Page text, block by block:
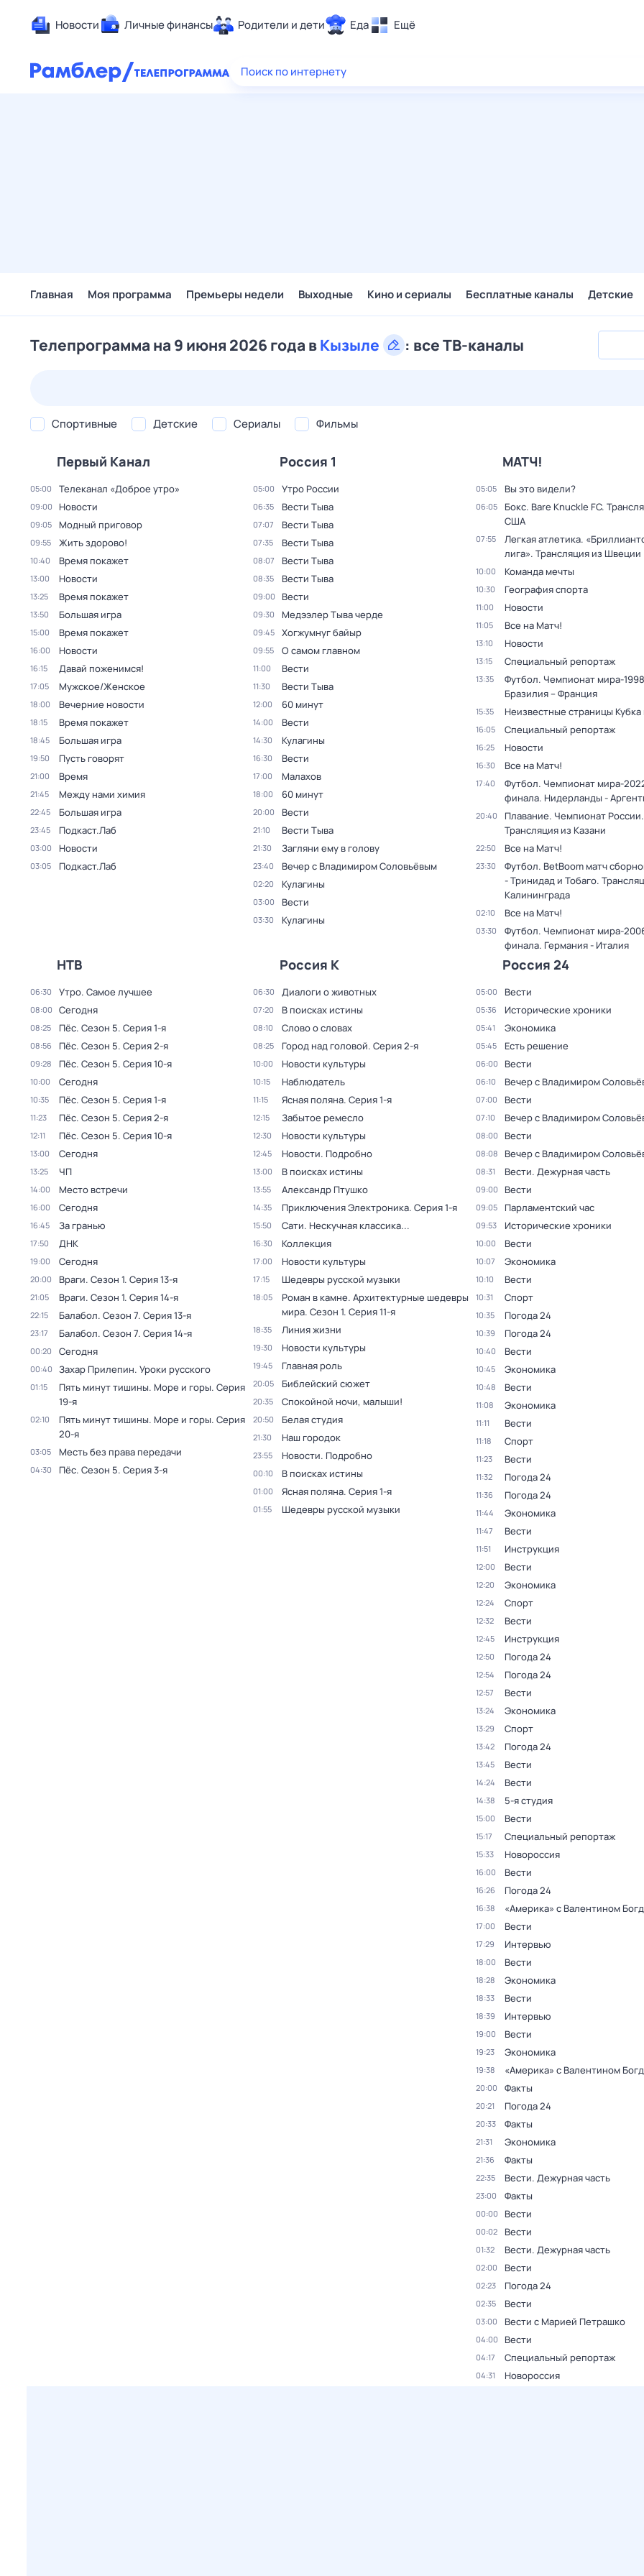
Новости Личные финансы Родители и дети Еда Ещё
Здоровье
Поиск по интернету
Главная Моя программа Премьеры недели Выходные Кино и сериалы Бесплатные каналы Детские
Телепрограмма на 9 июня 2026 года вКызыле : все ТВ-каналы
Спортивные Детские Сериалы Фильмы
Первый Канал
05:00 Телеканал «Доброе утро»
09:00 Новости
09:05 Модный приговор
09:55 Жить здорово!
10:40 Время покажет
13:00 Новости
13:25 Время покажет
13:50 Большая игра
15:00 Время покажет
16:00 Новости
16:15 Давай поженимся!
17:05 Мужское/Женское
18:00 Вечерние новости
18:15 Время покажет
18:45 Большая игра
19:50 Пусть говорят
21:00 Время
21:45 Между нами химия
22:45 Большая игра
23:45 Подкаст.Лаб
03:00 Новости
03:05 Подкаст.Лаб
Россия 1
05:00 Утро России
06:35 Вести Тыва
07:07 Вести Тыва
07:35 Вести Тыва
08:07 Вести Тыва
08:35 Вести Тыва
09:00 Вести
09:30 Медээлер Тыва черде
09:45 Хогжумнуг байыр
09:55 О самом главном
11:00 Вести
11:30 Вести Тыва
12:00 60 минут
14:00 Вести
14:30 Кулагины
16:30 Вести
17:00 Малахов
18:00 60 минут
20:00 Вести
21:10 Вести Тыва
21:30 Загляни ему в голову
23:40 Вечер с Владимиром Соловьёвым
02:20 Кулагины
03:00 Вести
03:30 Кулагины
МАТЧ!
05:05 Вы это видели?
06:05
Бокс. Bare Knuckle FC.
США
07:55
Легкая атлетика.
лига». Трансляция из Швеции
10:00 Команда мечты
10:30 География спорта
11:00 Новости
11:05 Все на Матч!
13:10 Новости
13:15 Специальный репортаж
13:35
Футбол. Чемпионат мира-
Бразилия – Франция
15:35 Неизвестные страницы
16:05 Специальный репортаж
16:25 Новости
16:30 Все на Матч!
17:40
Футбол. Чемпионат мира-
финала. Нидерланды -
20:40
Плавание. Чемпионат России.
Трансляция из Казани
22:50 Все на Матч!
23:30
Футбол. BetBoom матч
- Тринидад и Тобаго.
Калининграда
02:10 Все на Матч!
03:30
Футбол. Чемпионат мира-
финала. Германия - Италия
НТВ
06:30 Утро. Самое лучшее
08:00 Сегодня
08:25 Пёс. Сезон 5. Серия 1-я
08:56 Пёс. Сезон 5. Серия 2-я
09:28 Пёс. Сезон 5. Серия 10-я
10:00 Сегодня
10:35 Пёс. Сезон 5. Серия 1-я
11:23 Пёс. Сезон 5. Серия 2-я
12:11 Пёс. Сезон 5. Серия 10-я
13:00 Сегодня
13:25 ЧП
14:00 Место встречи
16:00 Сегодня
16:45 За гранью
17:50 ДНК
19:00 Сегодня
20:00 Враги. Сезон 1. Серия 13-я
21:05 Враги. Сезон 1. Серия 14-я
22:15 Балабол. Сезон 7. Серия 13-я
23:17 Балабол. Сезон 7. Серия 14-я
00:20 Сегодня
00:40 Захар Прилепин. Уроки русского
01:15 Пять минут тишины. Море и горы. Серия
19-я
02:10 Пять минут тишины. Море и горы. Серия
20-я
03:05 Месть без права передачи
04:30 Пёс. Сезон 5. Серия 3-я
Россия К
06:30 Диалоги о животных
07:20 В поисках истины
08:10 Слово о словах
08:25 Город над головой. Серия 2-я
10:00 Новости культуры
10:15 Наблюдатель
11:15 Ясная поляна. Серия 1-я
12:15 Забытое ремесло
12:30 Новости культуры
12:45 Новости. Подробно
13:00 В поисках истины
13:55 Александр Птушко
14:35 Приключения Электроника. Серия 1-я
15:50 Сати. Нескучная классика...
16:30 Коллекция
17:00 Новости культуры
17:15 Шедевры русской музыки
18:05
Роман в камне. Архитектурные шедевры
мира. Сезон 1. Серия 11-я
18:35 Линия жизни
19:30 Новости культуры
19:45 Главная роль
20:05 Библейский сюжет
20:35 Спокойной ночи, малыши!
20:50 Белая студия
21:30 Наш городок
23:55 Новости. Подробно
00:10 В поисках истины
01:00 Ясная поляна. Серия 1-я
01:55 Шедевры русской музыки
Россия 24
05:00 Вести
05:36 Исторические хроники
05:41 Экономика
05:45 Есть решение
06:00 Вести
06:10 Вечер с Владимиром
07:00 Вести
07:10 Вечер с Владимиром
08:00 Вести
08:08 Вечер с Владимиром
08:31 Вести. Дежурная часть
09:00 Вести
09:05 Парламентский час
09:53 Исторические хроники
10:00 Вести
10:07 Экономика
10:10 Вести
10:31 Спорт
10:35 Погода 24
10:39 Погода 24
10:40 Вести
10:45 Экономика
10:48 Вести
11:08 Экономика
11:11 Вести
11:18 Спорт
11:23 Вести
11:32 Погода 24
11:36 Погода 24
11:44 Экономика
11:47 Вести
11:51 Инструкция
12:00 Вести
12:20 Экономика
12:24 Спорт
12:32 Вести
12:45 Инструкция
12:50 Погода 24
12:54 Погода 24
12:57 Вести
13:24 Экономика
13:29 Спорт
13:42 Погода 24
13:45 Вести
14:24 Вести
14:38 5-я студия
15:00 Вести
15:17 Специальный репортаж
15:33 Новороссия
16:00 Вести
16:26 Погода 24
16:38 «Америка» с Валентином
17:00 Вести
17:29 Интервью
18:00 Вести
18:28 Экономика
18:33 Вести
18:39 Интервью
19:00 Вести
19:23 Экономика
19:38 «Америка» с Валентином
20:00 Факты
20:21 Погода 24
20:33 Факты
21:31 Экономика
21:36 Факты
22:35 Вести. Дежурная часть
23:00 Факты
00:00 Вести
00:02 Вести
01:32 Вести. Дежурная часть
02:00 Вести
02:23 Погода 24
02:35 Вести
03:00 Вести с Марией Петрашко
04:00 Вести
04:17 Специальный репортаж
04:31 Новороссия